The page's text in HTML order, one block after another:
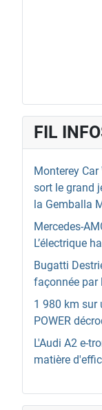
FIL
Monterey
sort le grand
la Gemballa
Mercedes-
L’électrique
Bugatti
façonnée par
1 980 km sur
POWER
L'Audi A2 e-
matière